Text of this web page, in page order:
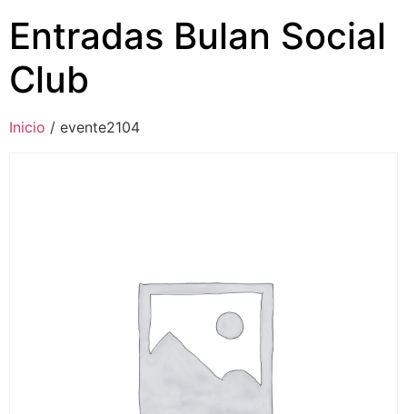
Entradas Bulan Social
Club
Inicio / evente2104